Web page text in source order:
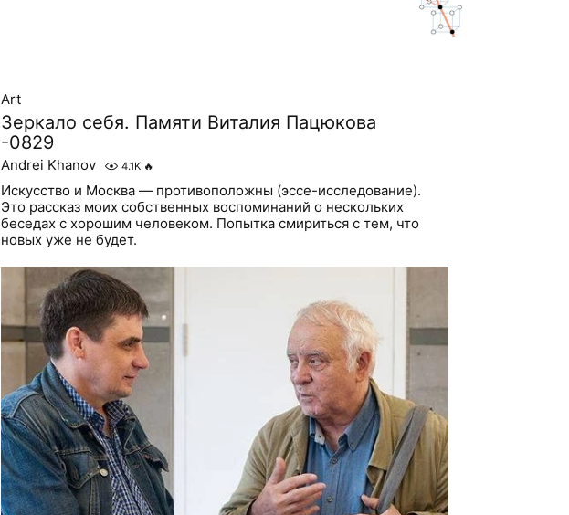
Art
Зеркало себя. Памяти Виталия Пацюкова
-0829
Andrei Khanov 4.1K 🔥
Искусство и Москва — противоположны (эссе-исследование).
Это рассказ моих собственных воспоминаний о нескольких
беседах с хорошим человеком. Попытка смириться с тем, что
новых уже не будет.